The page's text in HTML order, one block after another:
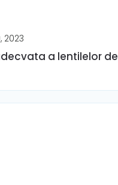
2023
a lentilelor de